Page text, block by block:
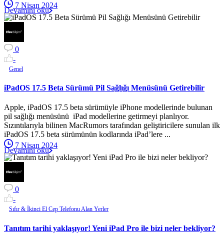
7 Nisan 2024
Devamını oku
0
-
Genel
iPadOS 17.5 Beta Sürümü Pil Sağlığı Menüsünü Getirebilir
Apple, iPadOS 17.5 beta sürümüyle iPhone modellerinde bulunan
pil sağlığı menüsünü iPad modellerine getirmeyi planlıyor.
Sızıntılarıyla bilinen MacRumors tarafından geliştiricilere sunulan ilk
iPadOS 17.5 beta sürümünün kodlarında iPad’lere ...
7 Nisan 2024
Devamını oku
0
-
Sıfır & İkinci El Cep Telefonu Alan Yerler
Tanıtım tarihi yaklaşıyor! Yeni iPad Pro ile bizi neler bekliyor?